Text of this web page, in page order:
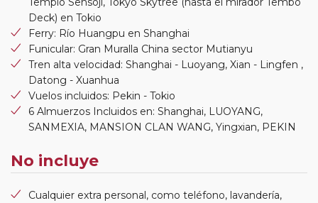
Deck) en Tokio
Ferry: Río Huangpu en Shanghai
Funicular: Gran Muralla China sector Mutianyu
Tren alta velocidad: Shanghai - Luoyang, Xian - Lingfen ,
Datong - Xuanhua
Vuelos incluidos: Pekin - Tokio
6 Almuerzos Incluidos en: Shanghai, LUOYANG,
SANMEXIA, MANSION CLAN WANG, Yingxian, PEKIN
No incluye
Cualquier extra personal, como teléfono, lavandería,